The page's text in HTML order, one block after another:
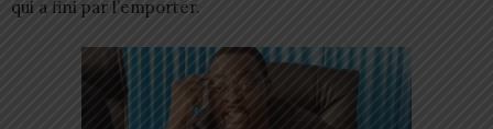
qui a fini par l’emporter.